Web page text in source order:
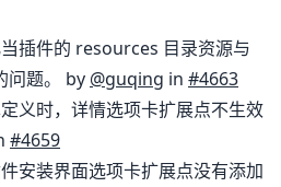
插件的 resources 目录资源与
问题。 by @guqing in #4663
义时，详情选项卡扩展点不生效
#4659
安装界面选项卡扩展点没有添加